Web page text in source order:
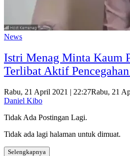
News
Istri Menag Minta Kaum
Terlibat Aktif
Rabu, 21 April 2021 | 22:27Rabu, 21
Daniel Kibo
Tidak Ada Postingan Lagi.
Tidak ada lagi halaman untuk dimuat.
Selengkapnya